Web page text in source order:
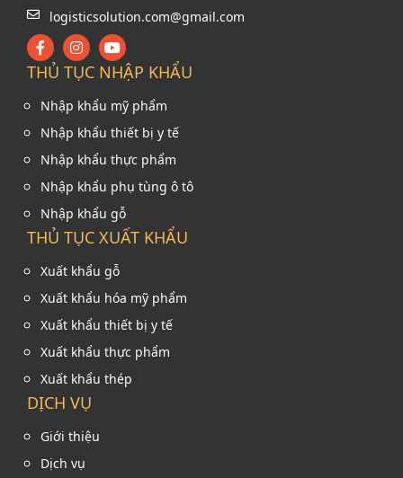
logisticsolution.com@gmail.com
THỦ TỤC NHẬP KHẨU
Nhập khẩu mỹ phẩm
Nhập khẩu thiết bị y tế
Nhập khẩu thực phẩm
Nhập khẩu phụ tùng ô tô
Nhập khẩu gỗ
THỦ TỤC XUẤT KHẨU
Xuất khẩu gỗ
Xuất khẩu hóa mỹ phẩm
Xuất khẩu thiết bị y tế
Xuất khẩu thực phẩm
Xuất khẩu thép
DỊCH VỤ
Giới thiệu
Dịch vụ